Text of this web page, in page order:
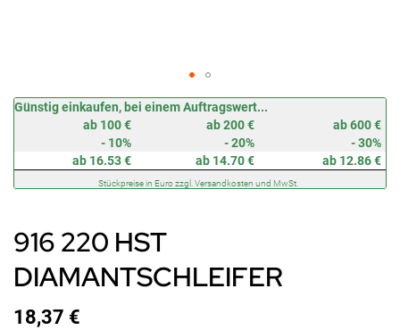
Günstig einkaufen, bei einem Auftragswert...
ab 100 €
ab 200 €
ab 600 €
- 10%
- 20%
- 30%
ab 16.53 €
ab 14.70 € ab 12.86 €
Stückpreise in Euro zzgl. Versandkosten und MwSt.
916 220 HST
DIAMANTSCHLEIFER
18,37 €
Zum
Anfang
springen